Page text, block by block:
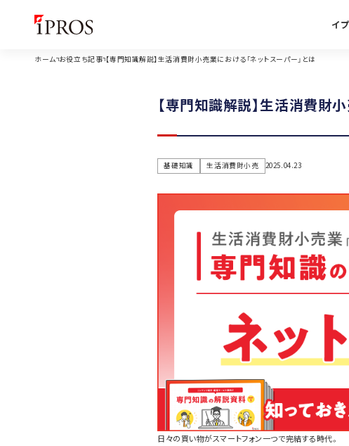
イ
ホーム お役立ち記事 【専門知識解説】生活消費財小売業における「ネットスーパー」とは
【専門知識解説】生活消費財
基礎知識 生活消費財小売 2025.04.23
日々の買い物がスマートフォン一つで完結する時代。